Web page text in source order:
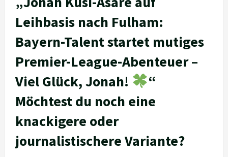
Leihbasis nach Fulham:
Bayern-Talent startet mutiges
Premier-League-Abenteuer –
Viel Glück, Jonah!
“
Möchtest du noch eine
knackigere oder
journalistischere Variante?